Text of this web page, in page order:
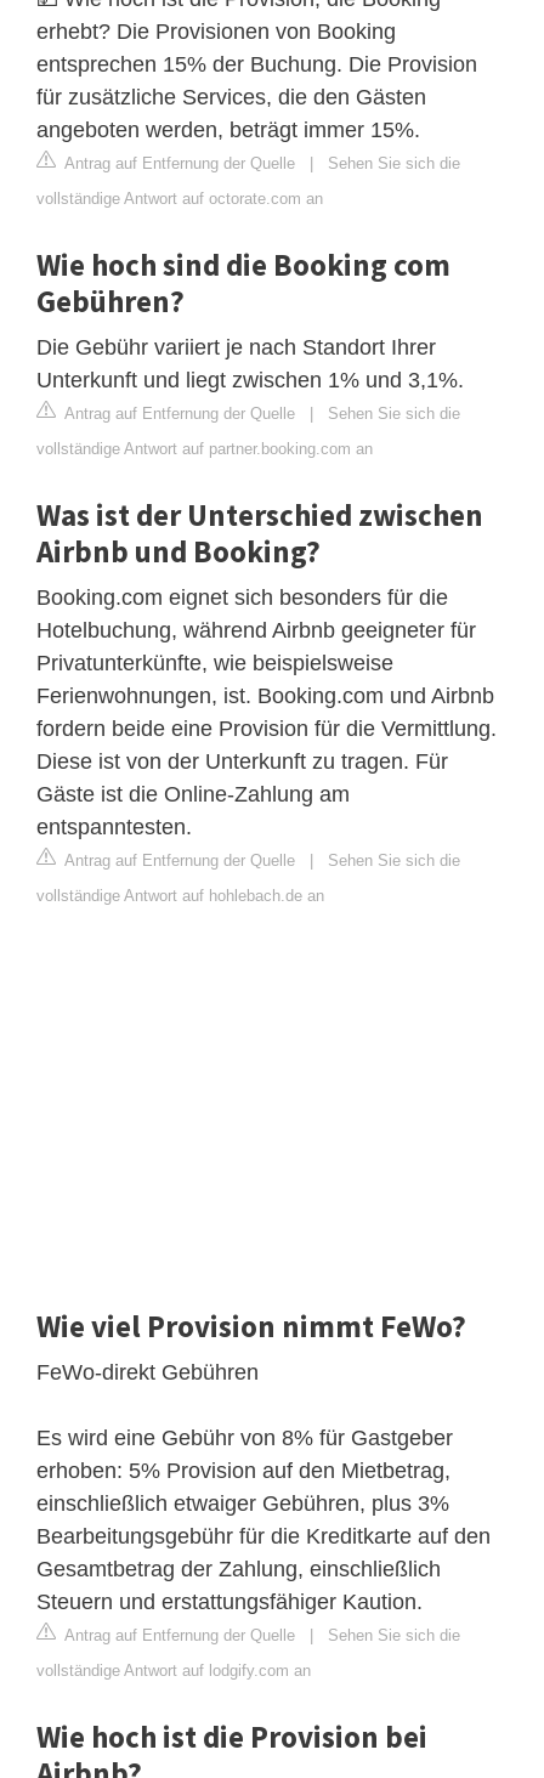
erhebt? Die Provisionen von Booking
entsprechen 15% der Buchung. Die Provision
für zusätzliche Services, die den Gästen
angeboten werden, beträgt immer 15%.
Antrag auf Entfernung der Quelle | Sehen Sie sich die
vollständige Antwort auf octorate.com an
Wie hoch sind die Booking com
Gebühren?
Die Gebühr variiert je nach Standort Ihrer
Unterkunft und liegt zwischen 1% und 3,1%.
Antrag auf Entfernung der Quelle | Sehen Sie sich die
vollständige Antwort auf partner.booking.com an
Was ist der Unterschied zwischen
Airbnb und Booking?
Booking.com eignet sich besonders für die
Hotelbuchung, während Airbnb geeigneter für
Privatunterkünfte, wie beispielsweise
Ferienwohnungen, ist. Booking.com und Airbnb
fordern beide eine Provision für die Vermittlung.
Diese ist von der Unterkunft zu tragen. Für
Gäste ist die Online-Zahlung am
entspanntesten.
Antrag auf Entfernung der Quelle | Sehen Sie sich die
vollständige Antwort auf hohlebach.de an
Wie viel Provision nimmt FeWo?
FeWo-direkt Gebühren
Es wird eine Gebühr von 8% für Gastgeber
erhoben: 5% Provision auf den Mietbetrag,
einschließlich etwaiger Gebühren, plus 3%
Bearbeitungsgebühr für die Kreditkarte auf den
Gesamtbetrag der Zahlung, einschließlich
Steuern und erstattungsfähiger Kaution.
Antrag auf Entfernung der Quelle | Sehen Sie sich die
vollständige Antwort auf lodgify.com an
Wie hoch ist die Provision bei